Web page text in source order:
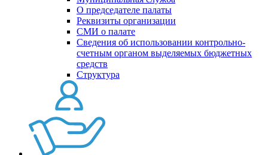
О председателе палаты
Реквизиты организации
СМИ о палате
Сведения об использовании контрольно-
счетным органом выделяемых бюджетных
средств
Структура